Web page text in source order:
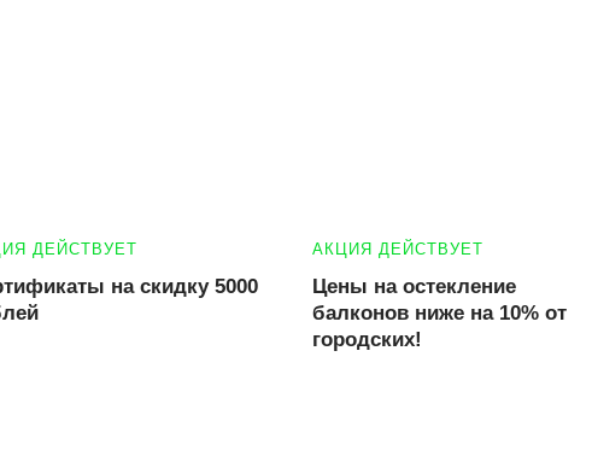
ДЕЙСТВУЕТ
на скидку 5000
АКЦИЯ ДЕЙСТВУЕТ
Цены на остекление
балконов ниже на 10% от
городских!